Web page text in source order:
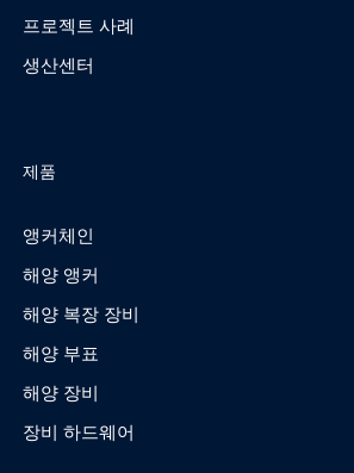
프로젝트 사례
생산센터
제품
앵커체인
해양 앵커
해양 복장 장비
해양 부표
해양 장비
장비 하드웨어